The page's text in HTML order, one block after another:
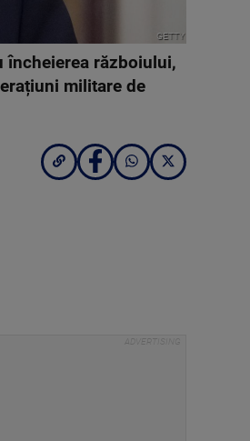
GETTY
încheierea războiului,
militare de